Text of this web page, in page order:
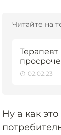
Читайте на
02.02.23
Ну а как